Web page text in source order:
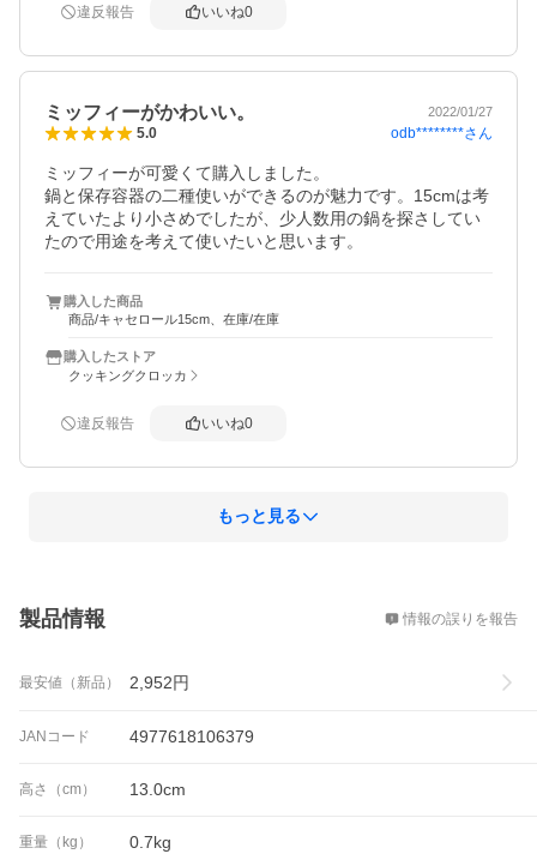
違反報告 いいね0
ミッフィーがかわいい。 2022/01/27
5.0 odb********さん
ミッフィーが可愛くて購入しました。
鍋と保存容器の二種使いができるのが魅力です。15cmは考
えていたより小さめでしたが、少人数用の鍋を探さしてい
たので用途を考えて使いたいと思います。
購入した商品
商品/キャセロール15cm、在庫/在庫
購入したストア
クッキングクロッカ
違反報告 いいね0
もっと見る
製品情報 情報の誤りを報告
最安値（新品） 2,952円
JANコード 4977618106379
高さ（cm） 13.0cm
重量（kg） 0.7kg